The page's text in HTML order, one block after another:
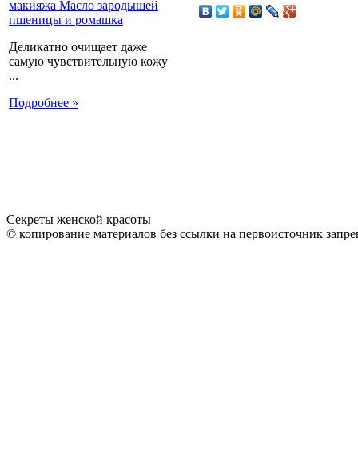
Деликатно очищает даже
самую чувствительную кожу
...
Подробнее »
Секреты женской красоты
© копирование материалов без ссылки на первоисточник